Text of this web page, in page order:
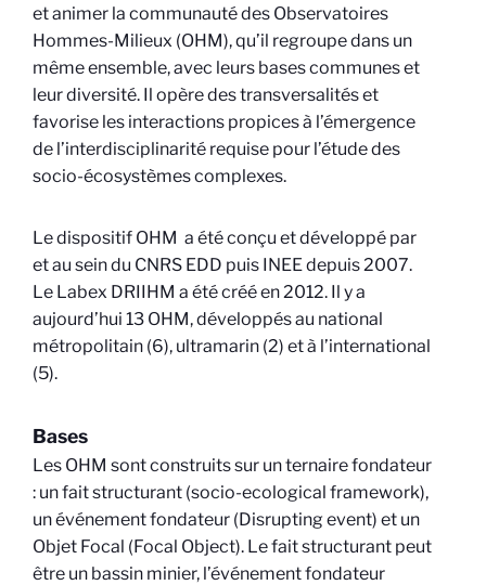
et animer la communauté des Observatoires
Hommes-Milieux (OHM), qu’il regroupe dans un
même ensemble, avec leurs bases communes et
leur diversité. Il opère des transversalités et
favorise les interactions propices à l’émergence
de l’interdisciplinarité requise pour l’étude des
socio-écosystèmes complexes.
Le dispositif OHM a été conçu et développé par
et au sein du CNRS EDD puis INEE depuis 2007.
Le Labex DRIIHM a été créé en 2012. Il y a
aujourd’hui 13 OHM, développés au national
métropolitain (6), ultramarin (2) et à l’international
(5).
Bases
Les OHM sont construits sur un ternaire fondateur
: un fait structurant (socio-ecological framework),
un événement fondateur (Disrupting event) et un
Objet Focal (Focal Object). Le fait structurant peut
être un bassin minier, l’événement fondateur